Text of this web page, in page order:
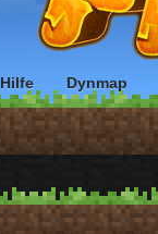
Hilfe Dynmap